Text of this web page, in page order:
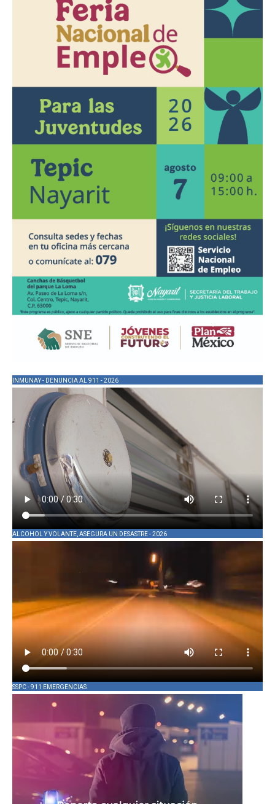
INMUNAY - DENUNCIA AL 911 - 2026
ALCOHOL Y VOLANTE, ASEGURA UN DESASTRE - 2026
SSPC - 911 EMERGENCIAS